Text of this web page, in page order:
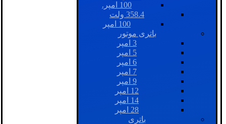
100 امپر.
358.4 ولت
100 امپر
باتری موتور
3 امپر
5 امپر
6 امپر
7 امپر
9 امپر
12 امپر
14 امپر
28 امپر
باتری